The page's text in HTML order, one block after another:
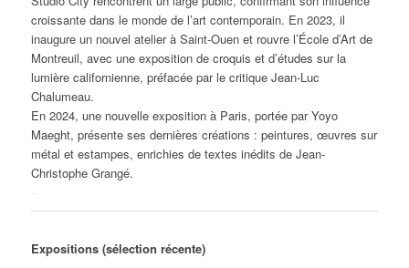
croissante dans le monde de l’art contemporain. En 2023, il
inaugure un nouvel atelier à Saint-Ouen et rouvre l’École d’Art de
Montreuil, avec une exposition de croquis et d’études sur la
lumière californienne, préfacée par le critique Jean-Luc
Chalumeau.
En 2024, une nouvelle exposition à Paris, portée par Yoyo
Maeght, présente ses dernières créations : peintures, œuvres sur
métal et estampes, enrichies de textes inédits de Jean-
Christophe Grangé.
Expositions (sélection récente)